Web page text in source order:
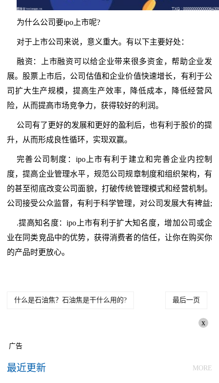
为什么公司要ipo上市呢?
对于上市公司来说，意义重大。有以下主要好处：
融资：上市融资可以给企业带来很多资金，帮助企业发
展。股票上市后，公司估值和企业价值快速增长，有利于公
司扩大生产规模，提高生产效率，降低成本，降低经营风
险，从而提高市场竞争力，获得较好的利润。
公司有了更好的发展和更好的盈利后，也有利于股价的提
升，从而形成良性循环，实现双赢。
完善公司制度：ipo上市有利于建立和完善企业内控制
度，提高企业管理水平，规范公司规章制度和组织架构，有
的甚至彻底改变公司面貌，打破传统管理模式和经营机制。
公司接受公众监督，有利于科学管理，对公司发展大有裨益;
.提高知名度：ipo上市有利于扩大知名度，增加公司或企
业在同类竞品中的优势，获得消费者的信任，让你在购买你
的产品时更放心。
什么是石油焦？石油焦是干什么用的? 最后一页
x
广告
最近更新 MORE